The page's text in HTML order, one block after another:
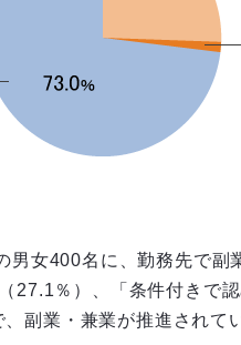
女400名に、勤務先で副
27.1％）、「条件付きで
副業・兼業が推進されて